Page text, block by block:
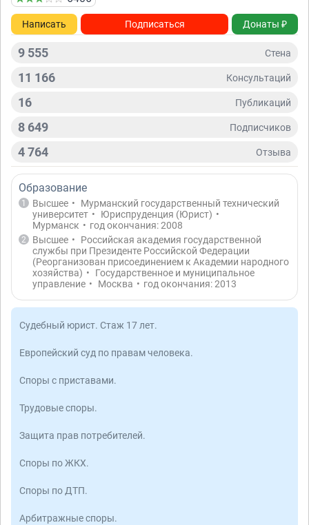
Написать Подписаться Донаты ₽
9 555 Стена
11 166 Консультаций
16 Публикаций
8 649 Подписчиков
4 764 Отзывa
Образование
1 Высшее •
Мурманский государственный технический
университет • Юриспруденция (Юрист) •
Мурманск • год окончания: 2008
2 Высшее •
Российская академия государственной
службы при Президенте Российской Федерации
(Реорганизован присоединением к Академии народного
хозяйства) •
Государственное и муниципальное
управление • Москва • год окончания: 2013
Судебный юрист. Стаж 17 лет.
Европейский суд по правам человека.
Споры с приставами.
Трудовые споры.
Защита прав потребителей.
Споры по ЖКХ.
Споры по ДТП.
Арбитражные споры.